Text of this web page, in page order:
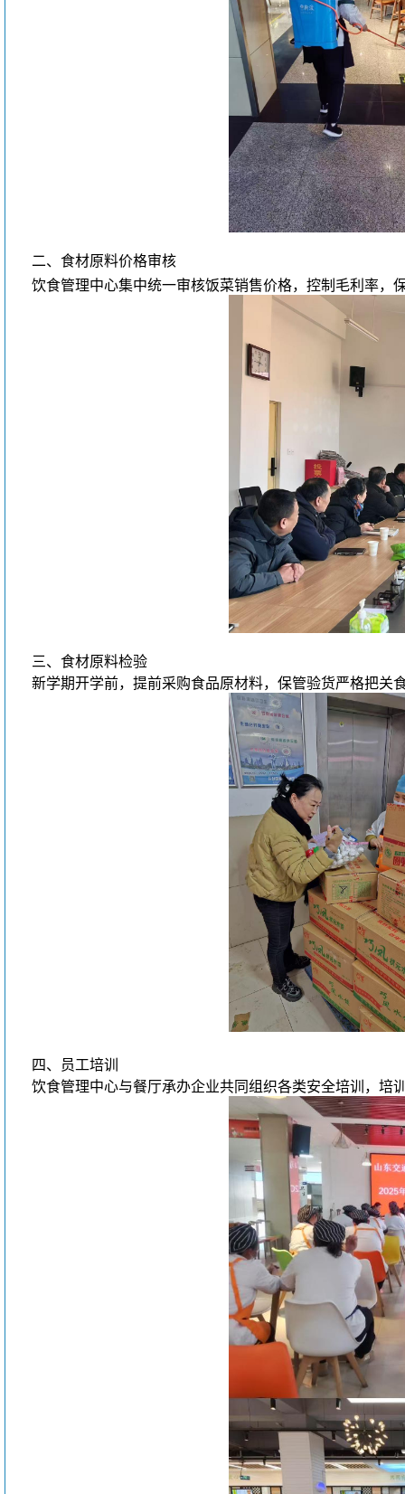
二、食材原料价格审核
饮食管理中心集中统一审核饭菜销售价格，控制毛利率，
三、食材原料检验
新学期开学前，提前采购食品原材料，保管验货严格把关
四、员工培训
饮食管理中心与餐厅承办企业共同组织各类安全培训，培